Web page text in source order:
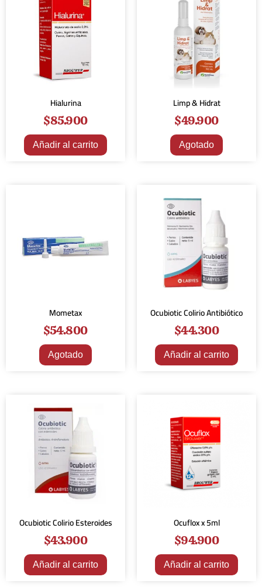
Hialurina
$85.900
Añadir al carrito
Limp & Hidrat
$49.900
Agotado
Mometax
$54.800
Agotado
Ocubiotic Colirio Antibiótico
$44.300
Añadir al carrito
Ocubiotic Colirio Esteroides
$43.900
Añadir al carrito
Ocuflox x 5ml
$94.900
Añadir al carrito